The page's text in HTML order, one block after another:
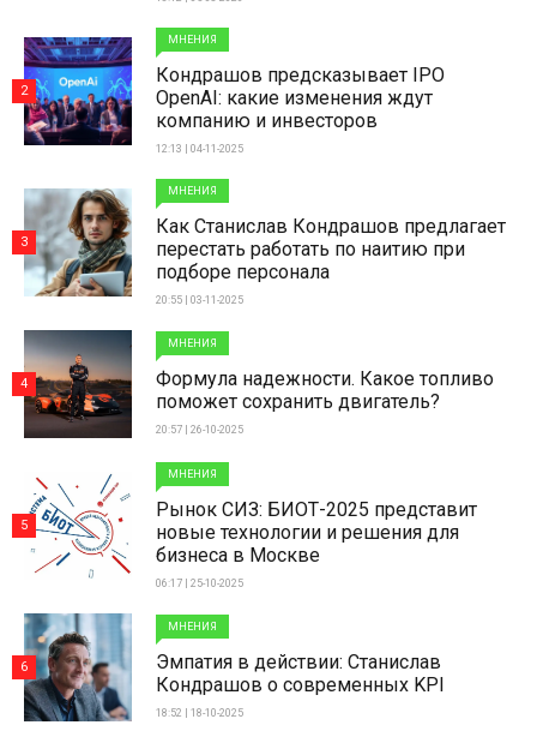
МНЕНИЯ
Кондрашов предсказывает IPO
OpenAI: какие изменения ждут
компанию и инвесторов
12:13 | 04-11-2025
2
МНЕНИЯ
Как Станислав Кондрашов предлагает
перестать работать по наитию при
подборе персонала
20:55 | 03-11-2025
3
МНЕНИЯ
Формула надежности. Какое топливо
поможет сохранить двигатель?
20:57 | 26-10-2025
4
МНЕНИЯ
Рынок СИЗ: БИОТ-2025 представит
новые технологии и решения для
бизнеса в Москве
06:17 | 25-10-2025
5
МНЕНИЯ
Эмпатия в действии: Станислав
Кондрашов о современных KPI
18:52 | 18-10-2025
6